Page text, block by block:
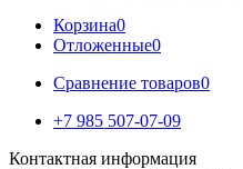
Корзина0
Отложенные0
Сравнение товаров0
+7 985 507-07-09
Контактная информация